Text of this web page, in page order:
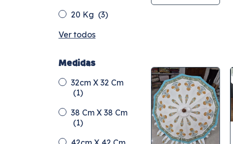
20 Kg (3)
Ver todos
Medidas
32cm X 32 Cm
(1)
38 Cm X 38 Cm
(1)